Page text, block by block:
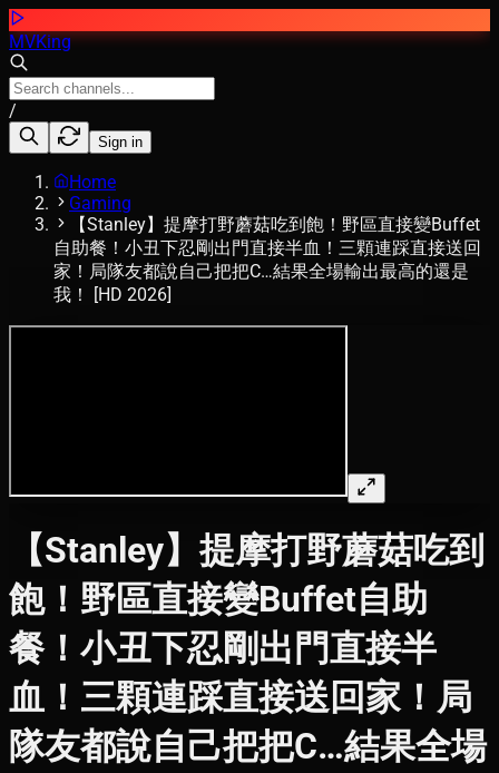
MVKing
/
Sign in
Home
Gaming
【Stanley】提摩打野蘑菇吃到飽！野區直接變Buffet
自助餐！小丑下忍剛出門直接半血！三顆連踩直接送回
家！局隊友都說自己把把C…結果全場輸出最高的還是
我！ [HD 2026]
【Stanley】提摩打野蘑菇吃到
飽！野區直接變Buffet自助
餐！小丑下忍剛出門直接半
血！三顆連踩直接送回家！局
隊友都說自己把把C…結果全場